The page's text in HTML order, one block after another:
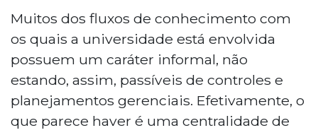
Muitos dos fluxos de conhecimento com
os quais a universidade está envolvida
possuem um caráter informal, não
estando, assim, passíveis de controles e
planejamentos gerenciais. Efetivamente, o
que parece haver é uma centralidade de